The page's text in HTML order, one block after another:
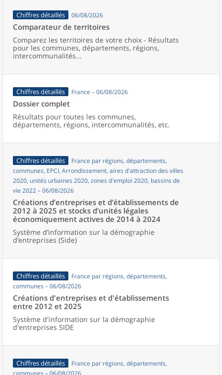
Chiffres détaillés 06/08/2026
Comparateur de territoires
Comparez les territoires de votre choix - Résultats
pour les communes, départements, régions,
intercommunalités...
Chiffres détaillés France – 06/08/2026
Dossier complet
Résultats pour toutes les communes,
départements, régions, intercommunalités, etc.
Chiffres détaillés
France par régions, départements,
communes, EPCI, Arrondissement, aires d'attraction des villes
2020, unités urbaines 2020, zones d'emploi 2020, bassins de
vie 2022 – 06/08/2026
Créations d’entreprises et d’établissements de
2012 à 2025 et stocks d’unités légales
économiquement actives de 2014 à 2024
Système d’information sur la démographie
d’entreprises (Side)
Chiffres détaillés
France par régions, départements,
communes – 06/08/2026
Créations d'entreprises et d'établissements
entre 2012 et 2025
Système d'information sur la démographie
d'entreprises SIDE
Chiffres détaillés
France par régions, départements,
communes – 06/08/2026